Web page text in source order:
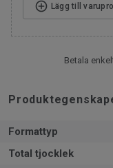
Lägg till
Betala
Formattyp
Total tjocklek